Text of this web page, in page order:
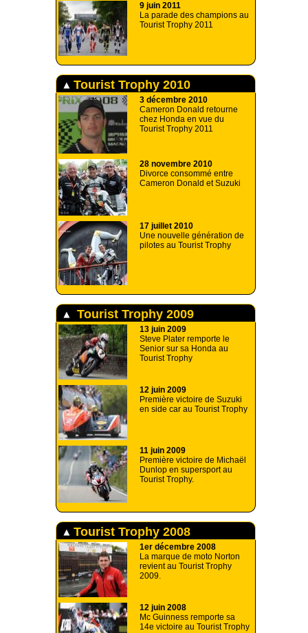
9 juin 2011
La parade des champions au
Tourist Trophy 2011
Tourist Trophy 2010
3 décembre 2010
Cameron Donald retourne
chez Honda en vue du
Tourist Trophy 2011
28 novembre 2010
Divorce consommé entre
Cameron Donald et Suzuki
17 juillet 2010
Une nouvelle génération de
pilotes au Tourist Trophy
Tourist Trophy 2009
13 juin 2009
Steve Plater remporte le
Senior sur sa Honda au
Tourist Trophy
12 juin 2009
Première victoire de Suzuki
en side car au Tourist Trophy
11 juin 2009
Première victoire de Michaël
Dunlop en supersport au
Tourist Trophy.
Tourist Trophy 2008
1er décembre 2008
La marque de moto Norton
revient au Tourist Trophy
2009.
12 juin 2008
Mc Guinness remporte sa
14e victoire au Tourist Trophy